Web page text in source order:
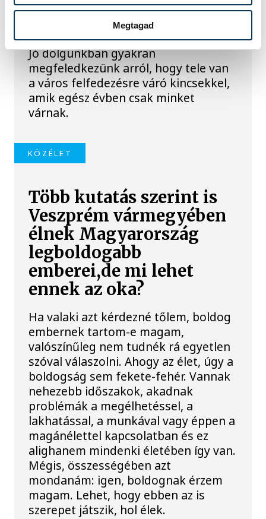
Megtagad
Él egy tévhit a városban, miszerint
július után már nincs semmi és
megáll az élet. Mi ebben nem hiszünk!
Jó dolgunkban gyakran
megfeledkezünk arról, hogy tele van
a város felfedezésre váró kincsekkel,
amik egész évben csak minket
várnak.
KÖZÉLET
Több kutatás szerint is
Veszprém vármegyében
élnek Magyarország
legboldogabb
emberei,de mi lehet
ennek az oka?
Ha valaki azt kérdezné tőlem, boldog
embernek tartom-e magam,
valószínűleg nem tudnék rá egyetlen
szóval válaszolni. Ahogy az élet, úgy a
boldogság sem fekete-fehér. Vannak
nehezebb időszakok, akadnak
problémák a megélhetéssel, a
lakhatással, a munkával vagy éppen a
magánélettel kapcsolatban és ez
alighanem mindenki életében így van.
Mégis, összességében azt
mondanám: igen, boldognak érzem
magam. Lehet, hogy ebben az is
szerepet játszik, hol élek.